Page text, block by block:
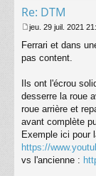
Re: DTM
e
s
g
e
jeu. 29 juil. 2021
Ferrari et dans
pas content.
Ils ont l'écrou
desserre la roue
roue arrière et
avant complète
Exemple ici pour
https://
vs l'ancienne :